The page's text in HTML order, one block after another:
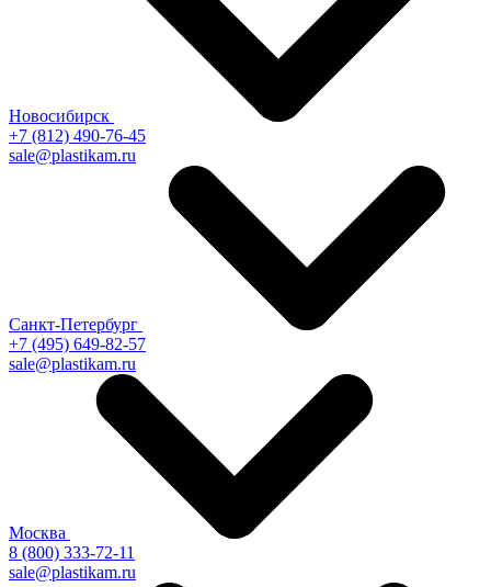
Новосибирск
+7 (812) 490-76-45
sale@plastikam.ru
Санкт-Петербург
+7 (495) 649-82-57
sale@plastikam.ru
Москва
8 (800) 333-72-11
sale@plastikam.ru